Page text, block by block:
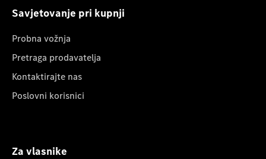
Savjetovanje pri kupnji
Probna vožnja
Pretraga prodavatelja
Kontaktirajte nas
Poslovni korisnici
Za vlasnike